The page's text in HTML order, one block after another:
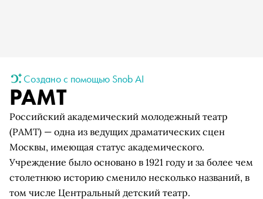
Создано с помощью Snob AI
РАМТ
Российский академический молодежный театр
(РАМТ) — одна из ведущих драматических сцен
Москвы, имеющая статус академического.
Учреждение было основано в 1921 году и за более чем
столетнюю историю сменило несколько названий, в
том числе Центральный детский театр.